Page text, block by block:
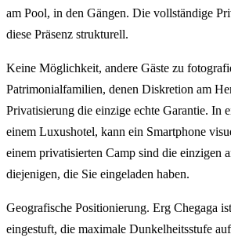
am Pool, in den Gängen. Die vollständige
diese Präsenz strukturell.
Keine Möglichkeit, andere Gäste zu
Patrimonialfamilien, denen Diskretion am
Privatisierung die einzige echte Garantie. In
einem Luxushotel, kann ein Smartphone
einem privatisierten Camp sind die einzigen
diejenigen, die Sie eingeladen haben.
Geografische Positionierung. Erg Chegaga
eingestuft, die maximale Dunkelheitsstufe